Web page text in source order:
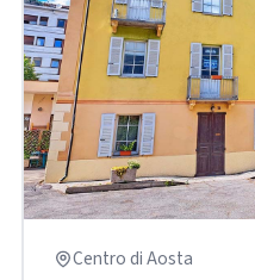
Centro di Aosta